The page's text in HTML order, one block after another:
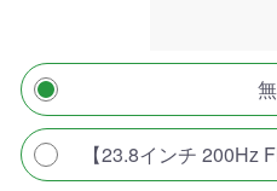
【23.8インチ 200Hz